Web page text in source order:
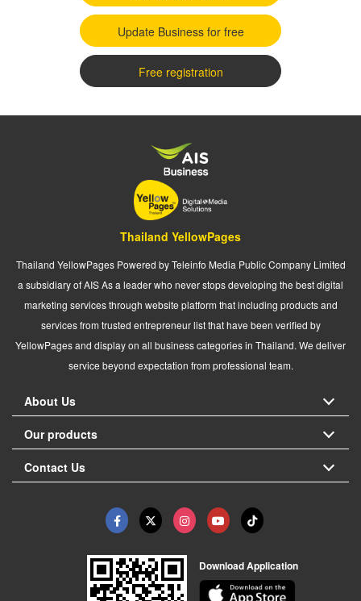
Update Business for free
Free registration
Thailand YellowPages
Thailand YellowPages Powered by Teleinfo Media Public Company Limited
a subsidiary of AIS As a leader who never stops developing the best digital
marketing services through website platform that including products and
services from trusted entrepreneur list that have been verified by
YellowPages and display on all business categories in Thailand. We deliver
service beyond expectation from professional team.
About Us
Our products
Contact Us
Download Application